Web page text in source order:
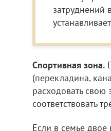
затруднений
Спортивная зона.
(перекладина,
расходовать
соответствовать
Если в семье